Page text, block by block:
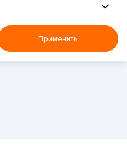
Применить